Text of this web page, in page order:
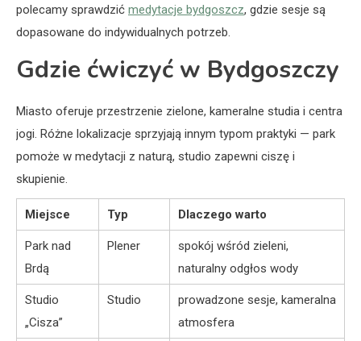
polecamy sprawdzić medytacje bydgoszcz, gdzie sesje są
dopasowane do indywidualnych potrzeb.
Gdzie ćwiczyć w Bydgoszczy
Miasto oferuje przestrzenie zielone, kameralne studia i centra
jogi. Różne lokalizacje sprzyjają innym typom praktyki — park
pomoże w medytacji z naturą, studio zapewni ciszę i
skupienie.
Miejsce Typ Dlaczego warto
Park nad
Brdą
Plener
spokój wśród zieleni,
naturalny odgłos wody
Studio
„Cisza”
Studio
prowadzone sesje, kameralna
atmosfera